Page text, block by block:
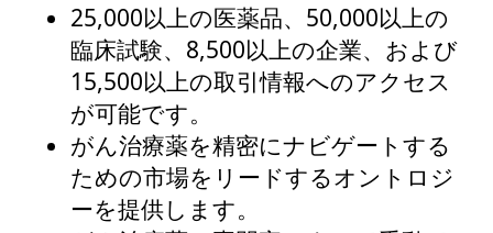
25,000以上の医薬品、50,000以上の
臨床試験、8,500以上の企業、および
15,500以上の取引情報へのアクセス
が可能です。
がん治療薬を精密にナビゲートする
ための市場をリードするオントロジ
ーを提供します。